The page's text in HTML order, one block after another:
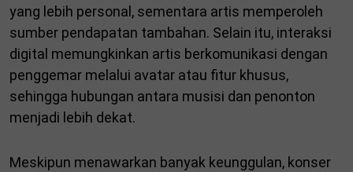
yang lebih personal, sementara artis memperoleh
sumber pendapatan tambahan. Selain itu, interaksi
digital memungkinkan artis berkomunikasi dengan
penggemar melalui avatar atau fitur khusus,
sehingga hubungan antara musisi dan penonton
menjadi lebih dekat.
Meskipun menawarkan banyak keunggulan, konser